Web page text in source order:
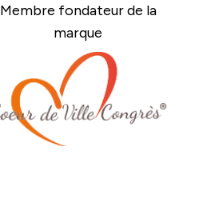
Membre fondateur de la
marque